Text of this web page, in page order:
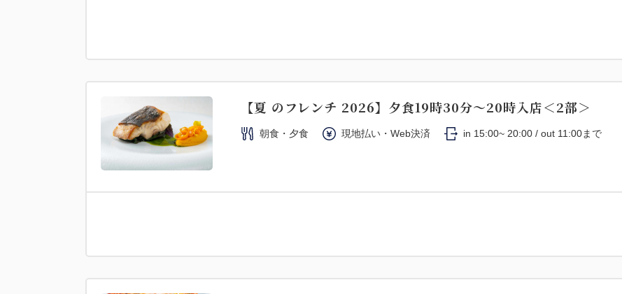
【夏 のフレンチ 2026】夕食19時30分～20時入店＜2部＞
朝食・夕食 現地払い・Web決済 in 15:00~ 20:00 / out 11:00まで